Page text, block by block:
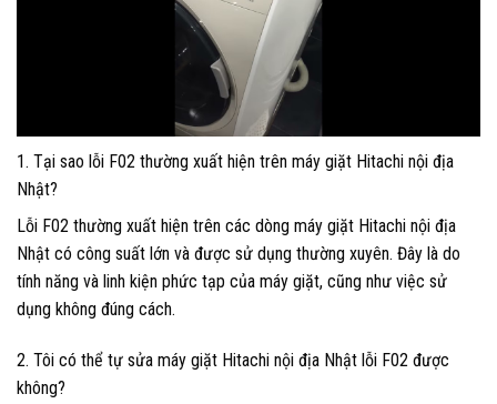
1. Tại sao lỗi F02 thường xuất hiện trên máy giặt Hitachi nội địa
Nhật?
Lỗi F02 thường xuất hiện trên các dòng máy giặt Hitachi nội địa
Nhật có công suất lớn và được sử dụng thường xuyên. Đây là do
tính năng và linh kiện phức tạp của máy giặt, cũng như việc sử
dụng không đúng cách.
2. Tôi có thể tự sửa máy giặt Hitachi nội địa Nhật lỗi F02 được
không?